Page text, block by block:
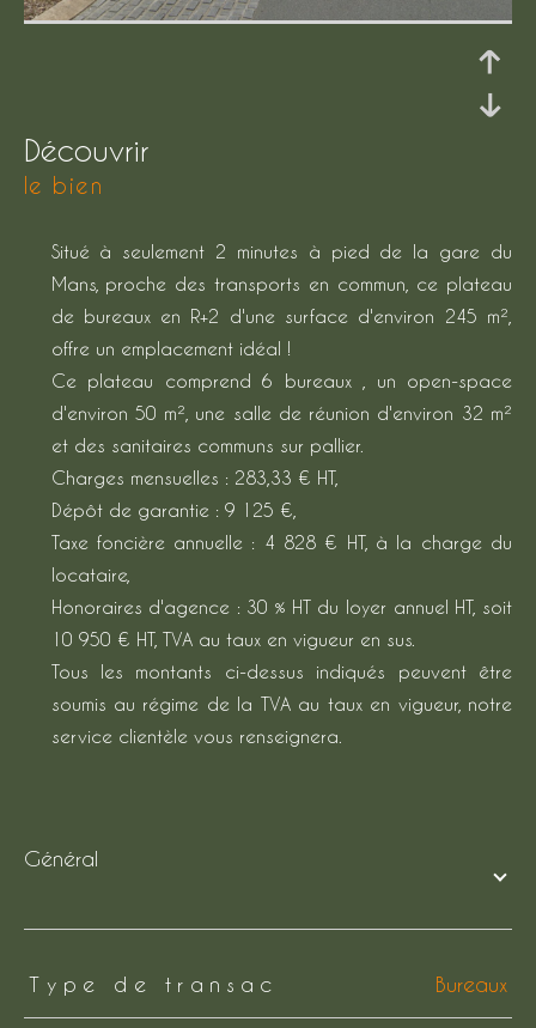
découvrir
le bien
Situé à seulement 2 minutes à pied de la gare du
Mans, proche des transports en commun, ce plateau
de bureaux en R+2 d'une surface d'environ 245 m²,
offre un emplacement idéal !
Ce plateau comprend 6 bureaux , un open-space
d'environ 50 m², une salle de réunion d'environ 32 m²
et des sanitaires communs sur pallier.
Charges mensuelles : 283,33 € HT,
Dépôt de garantie : 9 125 €,
Taxe foncière annuelle : 4 828 € HT, à la charge du
locataire,
Honoraires d'agence : 30 % HT du loyer annuel HT, soit
10 950 € HT, TVA au taux en vigueur en sus.
Tous les montants ci-dessus indiqués peuvent être
soumis au régime de la TVA au taux en vigueur, notre
service clientèle vous renseignera.
général
TRAD_ZEPHYR_Caracteristique TRAD_ZEPHYR_Valeurs
Type de transac Bureaux